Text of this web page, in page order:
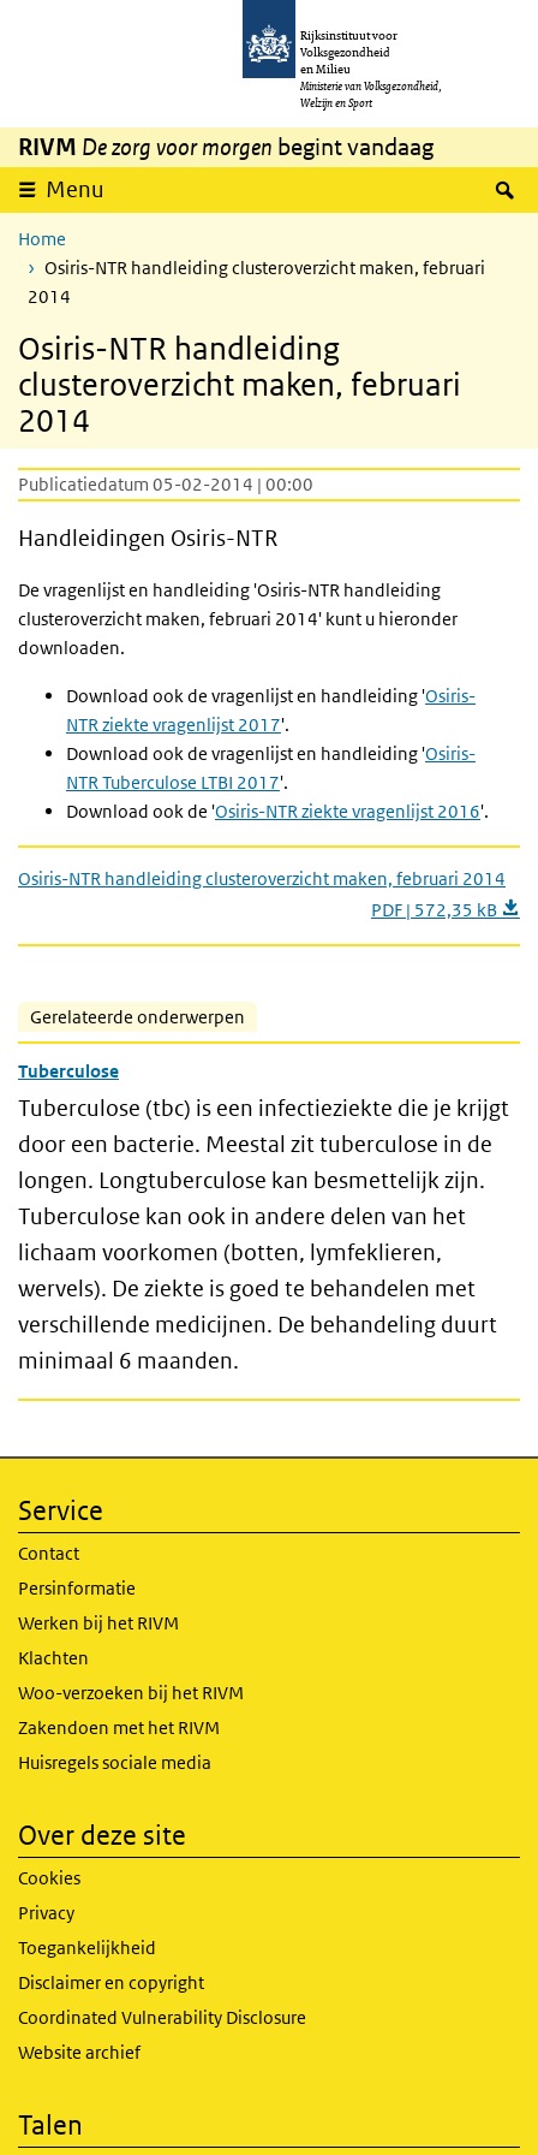
Overslaan en naar de inhoud gaan
Rijksinstituut voor
Volksgezondheid
en Milieu
Ministerie van Volksgezondheid,
Welzijn en Sport
RIVM De zorg voor morgen begint vandaag
Menu
Home
Osiris-NTR handleiding clusteroverzicht maken, februari
2014
Osiris-NTR handleiding
clusteroverzicht maken, februari
2014
Publicatiedatum 05-02-2014 | 00:00
Handleidingen Osiris-NTR
De vragenlijst en handleiding 'Osiris-NTR handleiding
clusteroverzicht maken, februari 2014' kunt u hieronder
downloaden.
Download ook de vragenlijst en handleiding 'Osiris-
NTRziekte vragenlijst 2017'.
Download ook de vragenlijst en handleiding 'Osiris-
NTRTuberculose LTBI 2017'.
Download ook de 'Osiris-NTR ziekte vragenlijst 2016'.
Osiris-NTR handleiding clusteroverzicht maken, februari 2014
PDF | 572,35 kB
Gerelateerde onderwerpen
Tuberculose
Tuberculose (tbc) is een infectieziekte die je krijgt
door een bacterie. Meestal zit tuberculose in de
longen. Longtuberculose kan besmettelijk zijn.
Tuberculose kan ook in andere delen van het
lichaam voorkomen (botten, lymfeklieren,
wervels). De ziekte is goed te behandelen met
verschillende medicijnen. De behandeling duurt
minimaal 6 maanden.
Service
Contact
Persinformatie
Werken bij het RIVM
Klachten
Woo-verzoeken bij het RIVM
Zakendoen met het RIVM
Huisregels sociale media
Over deze site
Cookies
Privacy
Toegankelijkheid
Disclaimer en copyright
Coordinated Vulnerability Disclosure
Website archief
Talen